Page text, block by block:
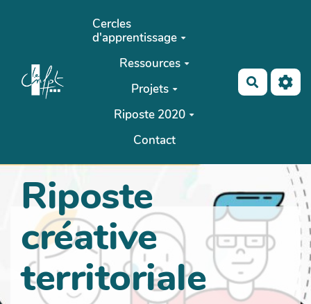
Aller au contenu principal
Cercles
d'apprentissage
Ressources
Projets
Riposte 2020
Contact
Riposte
créative
territoriale